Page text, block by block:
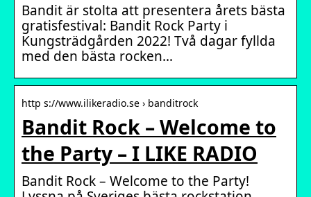
Bandit är stolta att presentera årets bästa
gratisfestival: Bandit Rock Party i
Kungsträdgården 2022! Två dagar fyllda
med den bästa rocken…
http s://www.ilikeradio.se › banditrock
Bandit Rock – Welcome to
the Party – I LIKE RADIO
Bandit Rock – Welcome to the Party!